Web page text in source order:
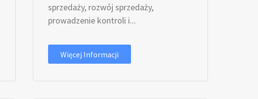
sprzedaży, rozwój sprzedaży,
prowadzenie kontroli i...
Więcej Informacji